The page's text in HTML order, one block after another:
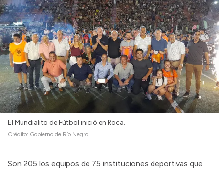
Compras y licitaciones
Consulta de expedientes
Consulta de pago a proveedores
Convocatorias
Intranet
Login
El Mundialito de Fútbol inició en Roca.
Crédito: Gobierno de Río Negro
Son 205 los equipos de 75 instituciones deportivas que